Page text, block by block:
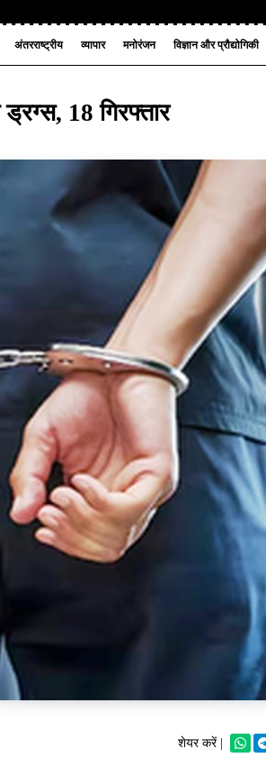
अंतरराष्ट्रीय व्यापार मनोरंजन विज्ञान और प्रौद्योगिकी
18 गिरफ्तार
शेयर करें |